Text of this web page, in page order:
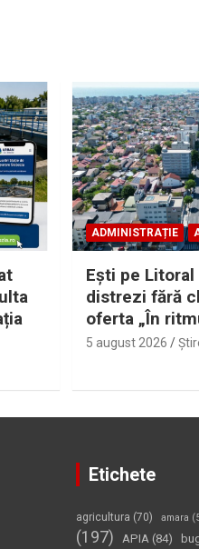
ADMINISTRAȚIE
Eşti pe
distrezi fără
oferta „În
5 august 2026
Etichete
agricultura (70) amara
(197)
APIA(84)